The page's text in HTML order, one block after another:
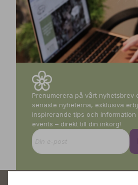
Prenumerera på vårt nyhetsbrev
senaste nyheterna, exklusiva
inspirerande tips och information
events – direkt till din inkorg!